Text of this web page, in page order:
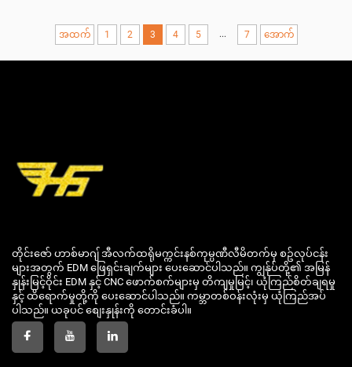
အထက် 1 2 3 4 5 ... 7 အောက်
တိုင်းဇော် ဟာစ်မာဂျ် အီလက်ထရိုမက္ကင်းနစ်ကုမ္ပဏီလီမိတက်မှ စဥ်လုပ်ငန်း
များအတွက် EDM ဖြေရှင်းချက်များ ပေးဆောင်ပါသည်။ ကျွန်ုပ်တို့၏ အမြန်
နှုန်းမြင့်ဝိုင်း EDM နှင့် CNC ဖောက်စက်များမှ တိကျမှုမြင့်၊ ယုံကြည်စိတ်ချရမှု
နှင့် ထိရောက်မှုတို့ကို ပေးဆောင်ပါသည်။ ကမ္ဘာတစ်ဝန်းလုံးမှ ယုံကြည်အပ်
ပါသည်။ ယခုပင် စျေးနှုန်းကို တောင်းခံပါ။